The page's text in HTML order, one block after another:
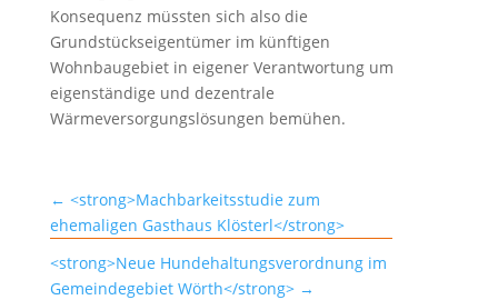
Konsequenz müssten sich also die
Grundstückseigentümer im künftigen
Wohnbaugebiet in eigener Verantwortung um
eigenständige und dezentrale
Wärmeversorgungslösungen bemühen.
← <strong>Machbarkeitsstudie zum
ehemaligen Gasthaus Klösterl</strong>
<strong>Neue Hundehaltungsverordnung im
Gemeindegebiet Wörth</strong>→